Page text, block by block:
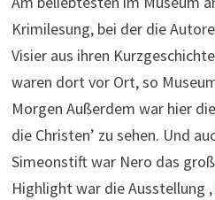
Krimilesung, bei der die
Visier aus ihren
waren dort vor Ort, so
Morgen Außerdem war hier
die Christen’ zu sehen. Und
Simeonstift war Nero das
Highlight war die Ausstellung